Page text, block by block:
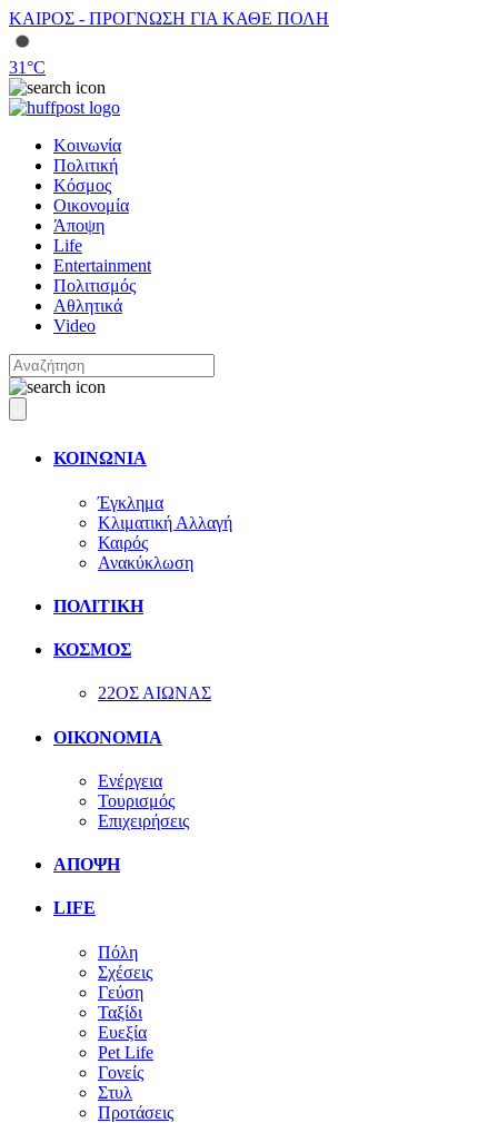
ΚΑΙΡΟΣ - ΠΡΟΓΝΩΣΗ ΓΙΑ ΚΑΘΕ ΠΟΛΗ
31°C
Κοινωνία
Πολιτική
Κόσμος
Οικονομία
Άποψη
Life
Entertainment
Πολιτισμός
Αθλητικά
Video
ΚΟΙΝΩΝΙΑ
Έγκλημα
Κλιματική Αλλαγή
Καιρός
Ανακύκλωση
ΠΟΛΙΤΙΚΗ
ΚΟΣΜΟΣ
22ΟΣ ΑΙΩΝΑΣ
ΟΙΚΟΝΟΜΙΑ
Ενέργεια
Τουρισμός
Επιχειρήσεις
ΑΠΟΨΗ
LIFE
Πόλη
Σχέσεις
Γεύση
Ταξίδι
Ευεξία
Pet Life
Γονείς
Στυλ
Προτάσεις